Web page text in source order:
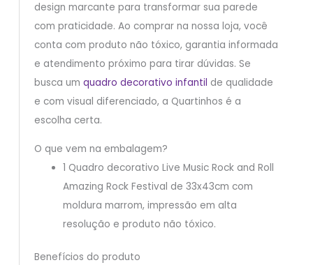
design marcante para transformar sua parede
com praticidade. Ao comprar na nossa loja, você
conta com produto não tóxico, garantia informada
e atendimento próximo para tirar dúvidas. Se
busca um quadro decorativo infantil de qualidade
e com visual diferenciado, a Quartinhos é a
escolha certa.
O que vem na embalagem?
1 Quadro decorativo Live Music Rock and Roll
Amazing Rock Festival de 33x43cm com
moldura marrom, impressão em alta
resolução e produto não tóxico.
Benefícios do produto